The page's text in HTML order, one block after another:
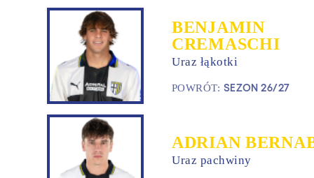
BENJAMIN
CREMASCHI
Uraz łąkotki
POWRÓT: SEZON 26/27
ADRIAN
Uraz pachwiny